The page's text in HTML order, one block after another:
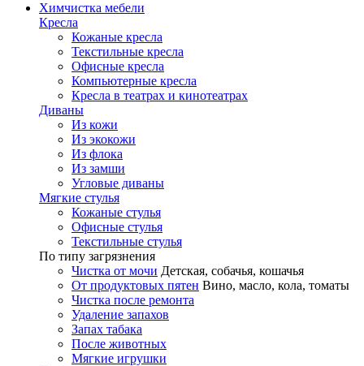
Химчистка мебели
Кресла
Кожаные кресла
Текстильные кресла
Офисные кресла
Компьютерные кресла
Кресла в театрах и кинотеатрах
Диваны
Из кожи
Из экокожи
Из флока
Из замши
Угловые диваны
Мягкие стулья
Кожаные стулья
Офисные стулья
Текстильные стулья
По типу загрязнения
Чистка от мочи Детская, собачья, кошачья
От продуктовых пятен Вино, масло, кола, томаты
Чистка после ремонта
Удаление запахов
Запах табака
После животных
Мягкие игрушки